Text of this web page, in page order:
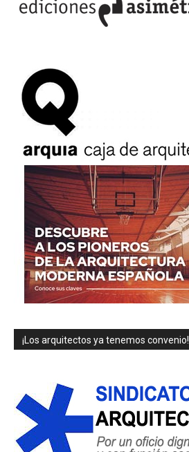
¡Los arquitectos ya tenemos convenio!